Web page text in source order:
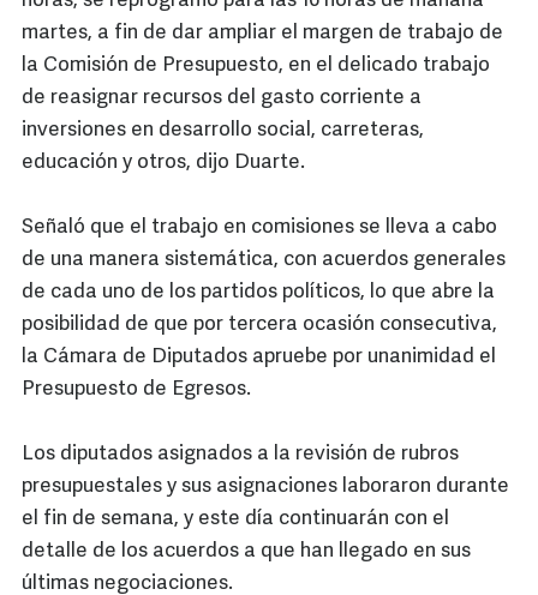
martes, a fin de dar ampliar el margen de trabajo de
la Comisión de Presupuesto, en el delicado trabajo
de reasignar recursos del gasto corriente a
inversiones en desarrollo social, carreteras,
educación y otros, dijo Duarte.
Señaló que el trabajo en comisiones se lleva a cabo
de una manera sistemática, con acuerdos generales
de cada uno de los partidos políticos, lo que abre la
posibilidad de que por tercera ocasión consecutiva,
la Cámara de Diputados apruebe por unanimidad el
Presupuesto de Egresos.
Los diputados asignados a la revisión de rubros
presupuestales y sus asignaciones laboraron durante
el fin de semana, y este día continuarán con el
detalle de los acuerdos a que han llegado en sus
últimas negociaciones.